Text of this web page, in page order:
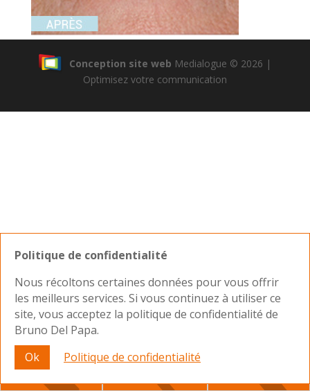
Conception site web Medialogue © 2026 |
Optimisez votre communication
Politique de confidentialité
Nous récoltons certaines données pour vous offrir
les meilleurs services. Si vous continuez à utiliser ce
site, vous acceptez la politique de confidentialité de
Bruno Del Papa.
Ok
Politique de confidentialité